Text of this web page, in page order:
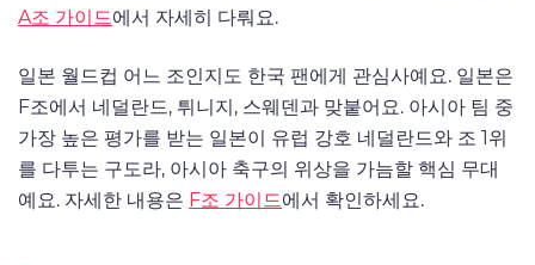
A조 가이드에서 자세히 다뤄요.
일본 월드컵 어느 조인지도 한국 팬에게 관심사예요. 일본은
F조에서 네덜란드, 튀니지, 스웨덴과 맞붙어요. 아시아 팀 중
가장 높은 평가를 받는 일본이 유럽 강호 네덜란드와 조 1위
를 다투는 구도라, 아시아 축구의 위상을 가늠할 핵심 무대
예요. 자세한 내용은 F조 가이드에서 확인하세요.